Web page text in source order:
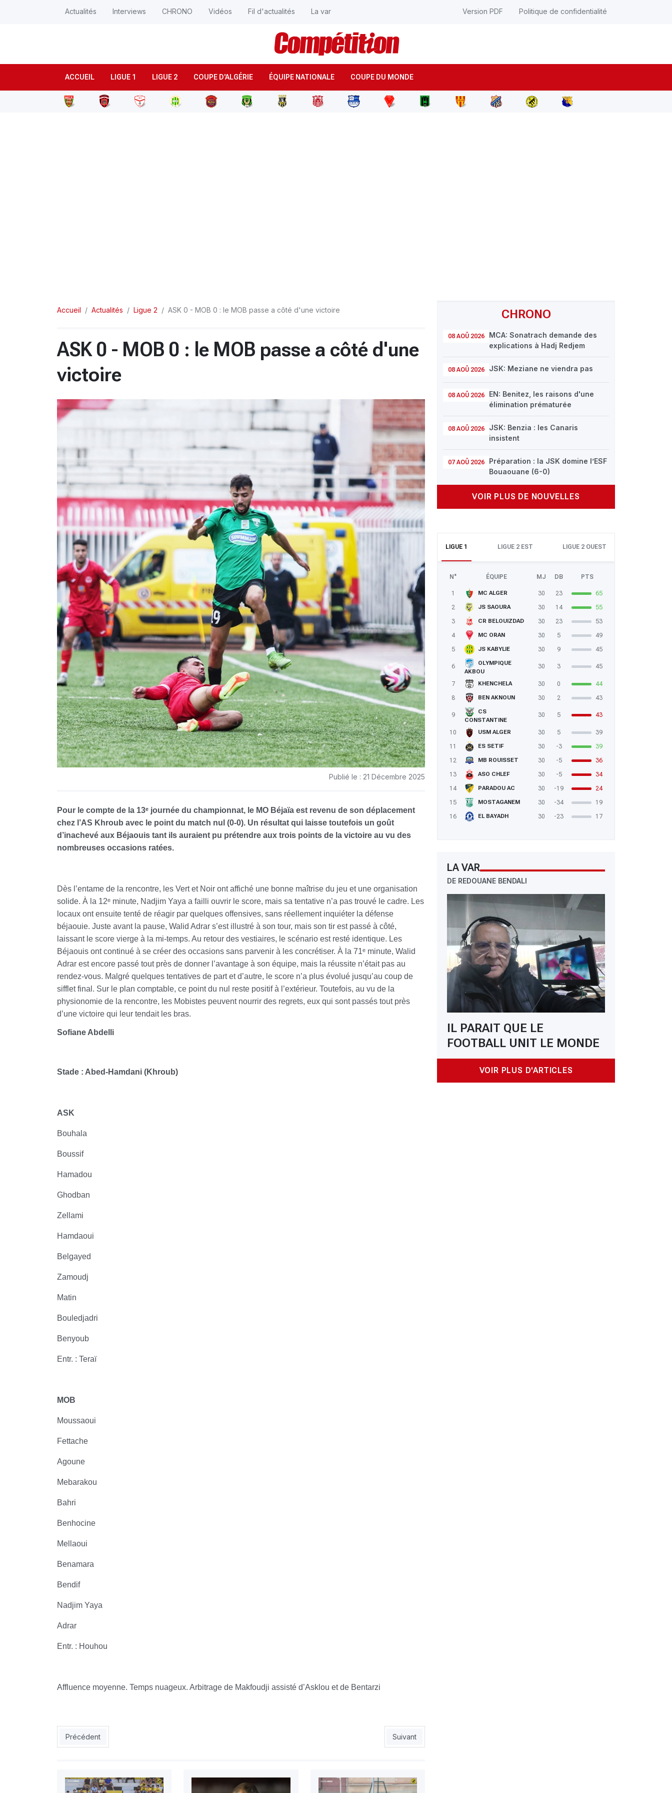
ACCUEIL LIGUE 1 LIGUE 2 COUPE D'ALGÉRIE ÉQUIPE NATIONALE COUPE DU MONDE
Actualités Interviews CHRONO Vidéos Fil d'actualités La var Version PDF Politique de confidentialité
CHRONO
08 AOÛ 2026
MCA: Sonatrach demande des
explications à Hadj Redjem
08 AOÛ 2026 JSK: Meziane ne viendra pas
08 AOÛ 2026
EN: Benitez, les raisons d'une
élimination prématurée
08 AOÛ 2026
JSK: Benzia : les Canaris
insistent
07 AOÛ 2026
Préparation : la JSK domine l’ESF
Bouaouane (6-0)
VOIR PLUS DE NOUVELLES
LIGUE 1 LIGUE 2 EST LIGUE 2 OUEST
N° ÉQUIPE MJ DB PTS
1 MC ALGER 30 23
65
2
JS SAOURA 30 14
55
3
CR BELOUIZDAD 30 23
53
4
MC ORAN 30 5
49
5
JS KABYLIE 30 9 45
6
OLYMPIQUE
AKBOU
30 3 45
7 KHENCHELA 30 0
44
8
BEN AKNOUN 30 2 43
9
CS
CONSTANTINE
30 5 43
10 USM ALGER 30 5
39
11
ES SETIF 30 -3
39
12
MB ROUISSET 30 -5
36
13
ASO CHLEF 30 -5
34
14
PARADOU AC 30 -19
24
15
MOSTAGANEM 30 -34
19
16
EL BAYADH 30 -23 17
LA VAR
DE REDOUANE BENDALI
IL PARAIT QUE LE
FOOTBALL UNIT LE MONDE
VOIR PLUS D'ARTICLES
Accueil Actualités Ligue 2 ASK 0 - MOB 0 : le MOB passe a côté d'une victoire
ASK 0 - MOB 0 : le MOB passe a côté d'une
victoire
Publié le : 21 Décembre 2025
Pour le compte de la 13ᵉ journée du championnat, le MO Béjaïa est revenu de son déplacement
chez l’AS Khroub avec le point du match nul (0-0). Un résultat qui laisse toutefois un goût
d’inachevé aux Béjaouis tant ils auraient pu prétendre aux trois points de la victoire au vu des
nombreuses occasions ratées.
Dès l’entame de la rencontre, les Vert et Noir ont affiché une bonne maîtrise du jeu et une organisation
solide. À la 12ᵉ minute, Nadjim Yaya a failli ouvrir le score, mais sa tentative n’a pas trouvé le cadre. Les
locaux ont ensuite tenté de réagir par quelques offensives, sans réellement inquiéter la défense
béjaouie. Juste avant la pause, Walid Adrar s’est illustré à son tour, mais son tir est passé à côté,
laissant le score vierge à la mi-temps. Au retour des vestiaires, le scénario est resté identique. Les
Béjaouis ont continué à se créer des occasions sans parvenir à les concrétiser. À la 71ᵉ minute, Walid
Adrar est encore passé tout près de donner l’avantage à son équipe, mais la réussite n’était pas au
rendez-vous. Malgré quelques tentatives de part et d’autre, le score n’a plus évolué jusqu’au coup de
sifflet final. Sur le plan comptable, ce point du nul reste positif à l’extérieur. Toutefois, au vu de la
physionomie de la rencontre, les Mobistes peuvent nourrir des regrets, eux qui sont passés tout près
d’une victoire qui leur tendait les bras.
Sofiane Abdelli
Stade : Abed-Hamdani (Khroub)
ASK
Bouhala
Boussif
Hamadou
Ghodban
Zellami
Hamdaoui
Belgayed
Zamoudj
Matin
Bouledjadri
Benyoub
Entr. : Teraï
MOB
Moussaoui
Fettache
Agoune
Mebarakou
Bahri
Benhocine
Mellaoui
Benamara
Bendif
Nadjim Yaya
Adrar
Entr. : Houhou
Affluence moyenne. Temps nuageux. Arbitrage de Makfoudji assisté d’Asklou et de Bentarzi
Article précédent : NAHD : le Nasria dos au mur
Précédent Article suivant : USMH : El-Harrach stoppée dans son élan
Suivant